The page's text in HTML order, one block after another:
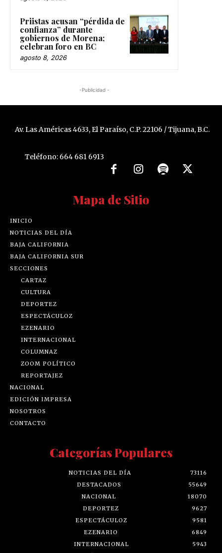
Priistas acusan “pérdida de
confianza” durante
gobiernos de Morena;
celebran foro en BC
agosto 8, 2026
-Publicidad -
Av. Las Américas 4633, El Paraíso, C.P. 22106 / Tijuana, B.C.
Teléfono: 664 681 6913
Mapa de Sitio
INICIO
NOTICIAS DEL DÍA
BAJA CALIFORNIA
BAJA CALIFORNIA SUR
SECCIONES
CARTAZ
CULTURA
DEPORTEZ
ESPECTÁCULOZ
EZENARIO
INTERNACIONAL
COLUMNAZ
ZOOM POLÍTICO
REPORTAJEZ
NACIONAL
EDICIÓN IMPRESA
NOSOTROS
CONTACTO
Categorías Populares
NOTICIAS DEL DÍA
73116
DESTACADOS
55649
NACIONAL
18070
DEPORTEZ
9627
ESPECTÁCULOZ
9581
EZENARIO
6849
INTERNACIONAL
5943